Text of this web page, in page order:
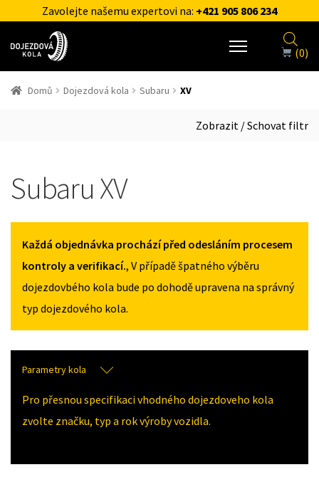
Zavolejte našemu expertovi na: +421 905 806 234
(0)
Domů Dojezdová kola Subaru XV
Zobrazit / Schovat filtr
Subaru XV
Každá objednávka prochází před odesláním procesem
kontroly a verifikací., V případě špatného výběru
dojezdovbého kola bude po dohodě upravena na správný
typ dojezdového kola.
Parametry kola
Pro přesnou specifikaci vhodného dojezdoveho kola
zvolte značku, typ a rok výroby vozidla.